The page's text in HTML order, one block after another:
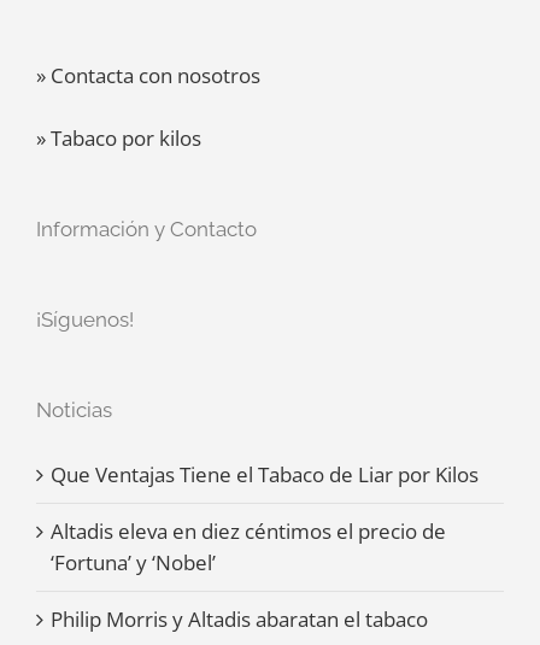
» Contacta con nosotros
» Tabaco por kilos
Información y Contacto
¡Síguenos!
Noticias
Que Ventajas Tiene el Tabaco de Liar por Kilos
Altadis eleva en diez céntimos el precio de
‘Fortuna’ y ‘Nobel’
Philip Morris y Altadis abaratan el tabaco